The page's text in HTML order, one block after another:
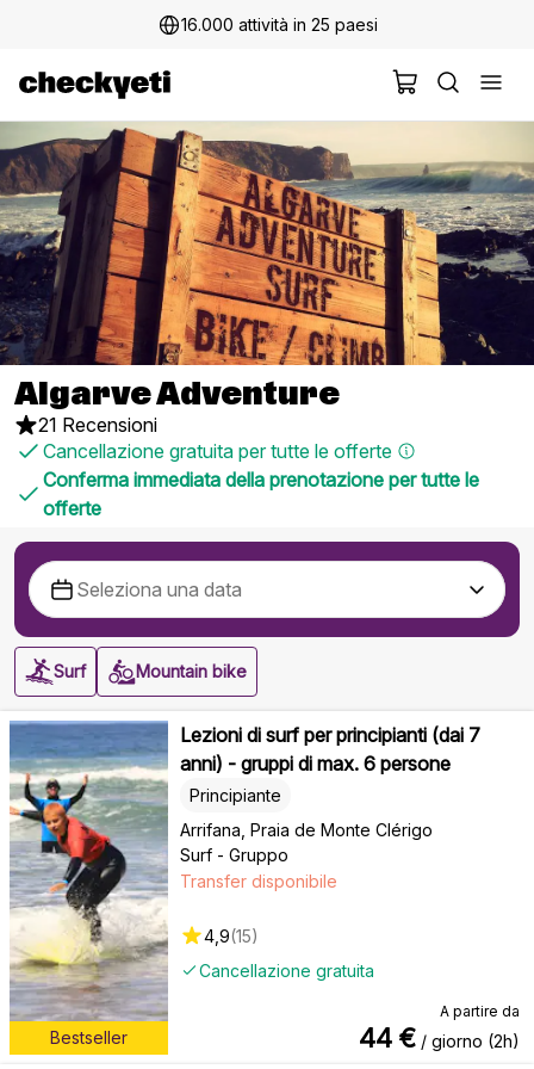
16.000 attività in 25 paesi
Algarve Adventure
21 Recensioni
Cancellazione gratuita per tutte le offerte
Conferma immediata della prenotazione per tutte le
offerte
Surf Mountain bike
Bestseller
Lezioni di surf per principianti (dai 7
anni) - gruppi di max. 6 persone
Arrifana, Praia de Monte Clérigo
Principiante
Surf - Gruppo
Cancellazione gratuita
Transfer disponibile
4,9(15)
A partire da
44 € / giorno (2h)